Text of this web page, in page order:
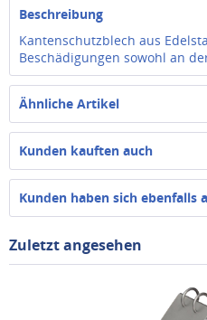
Beschreibung
Kantenschutzblech aus
Beschädigungen sowohl an
Ähnliche Artikel
Kunden kauften auch
Kunden haben sich ebenfalls
Zuletzt angesehen